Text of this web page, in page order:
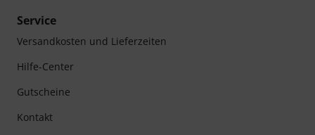
Service
Versandkosten und Lieferzeiten
Hilfe-Center
Gutscheine
Kontakt